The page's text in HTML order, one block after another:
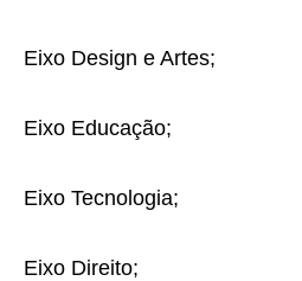
Eixo Design e Artes;
Eixo Educação;
Eixo Tecnologia;
Eixo Direito;